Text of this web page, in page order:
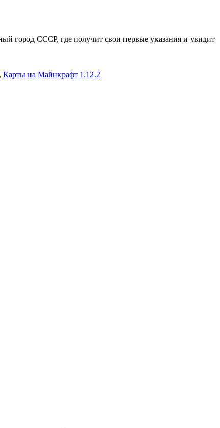
город СССР, где получит свои первые указания и увидит
, Карты на Майнкрафт 1.12.2